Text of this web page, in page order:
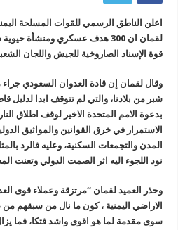
اعلن الناطق الرسمي للقوات المسلحة
لقمان ان 300 هدف عسكري
قوة الإسناد الصاروخية للجيش واللجان
وقال لقمان إن قادة العدوان السعودي
شبر من بلادنا، والتي لم تتوقف ابدا لدليل
بدعوة الامم المتحدة الاخير لوقف اطلاق
الاستمرار في خرق القوانين والمواثيق
المدن والتجمعات السكنية، وعليه فالرد
نود اللجوء اليه اثر الصمت الدولي وتعنت
وحذر العميد لقمان “مرتزقة وعملاء قوى
الاراضي اليمنية ، كون ما نال من سبقهم
سوى مقدمة لما هو اقوى واشد فتكا، فما